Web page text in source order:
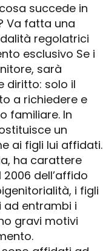
succede in
Va fatta una
regolatrici
esclusivo Se i
sarà
diritto: solo il
a richiedere e
familiare. In
un
ai figli lui affidati.
ha carattere
dell’affido
i figli
entrambi i
gravi motivi